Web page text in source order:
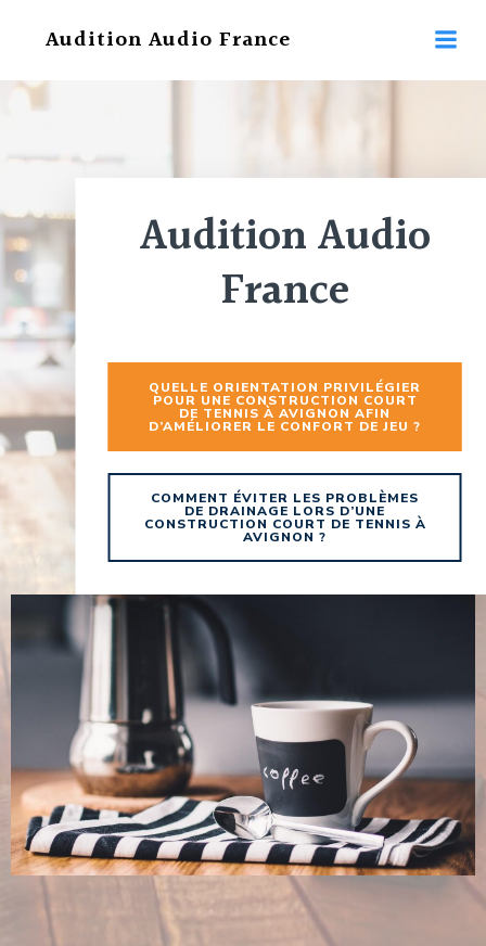
au
Audition Audio France
Audition Audio
France
QUELLE ORIENTATION PRIVILÉGIER
POUR UNE CONSTRUCTION COURT
DE TENNIS À AVIGNON AFIN
D’AMÉLIORER LE CONFORT DE JEU ?
COMMENT ÉVITER LES PROBLÈMES
DE DRAINAGE LORS D’UNE
CONSTRUCTION COURT DE TENNIS À
AVIGNON ?